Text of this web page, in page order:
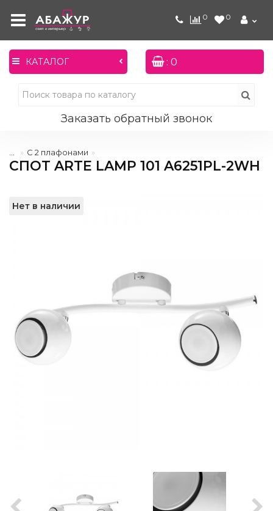
0 0
КАТАЛОГ : 0
Заказать обратный звонок
С 2 плафонами
СПОТ ARTE LAMP 101 A6251PL-2WH
Нет в наличии